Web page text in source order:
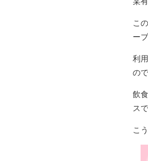
こ
ー
利
の
飲
ス
こ